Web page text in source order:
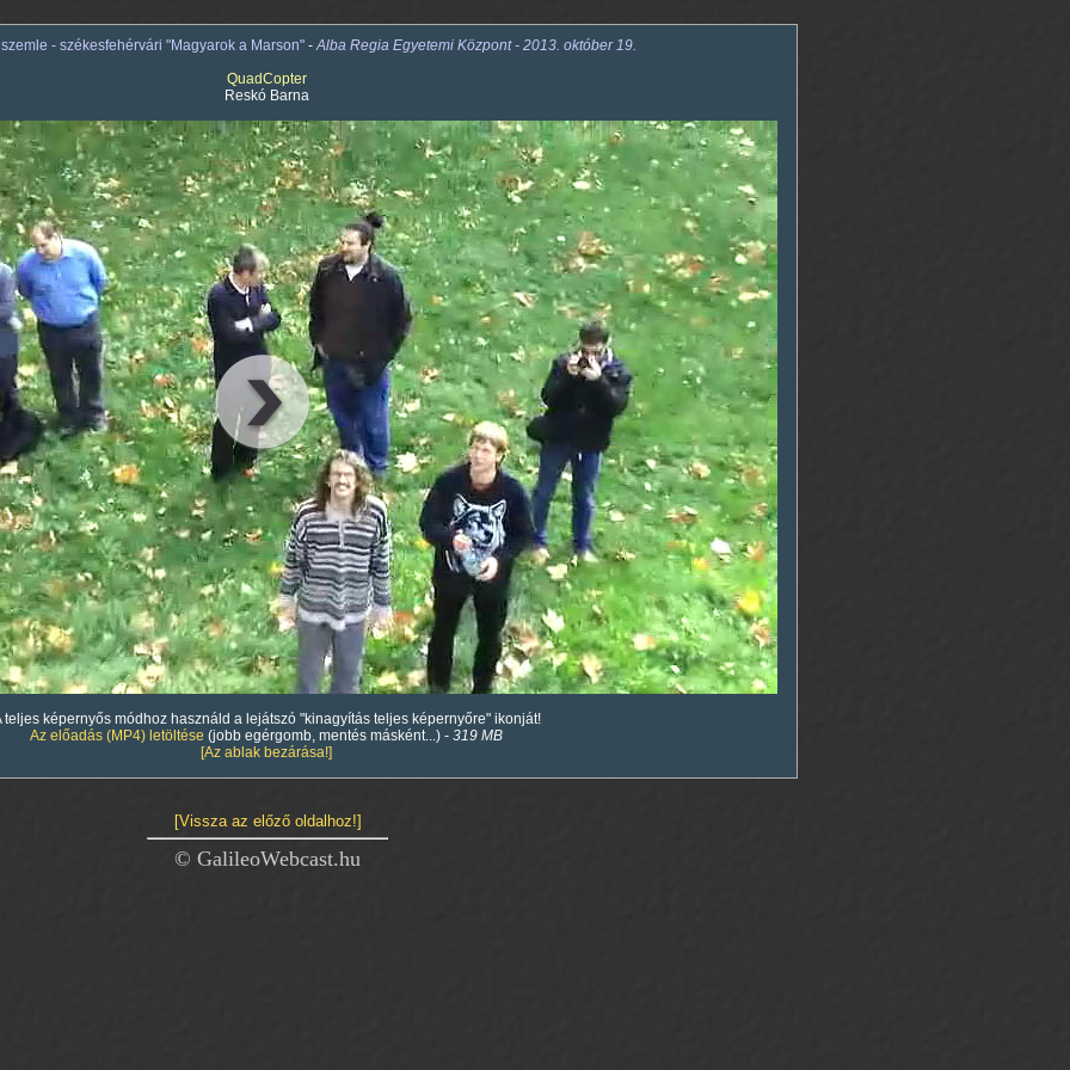
- székesfehérvári "Magyarok a Marson" -Alba Regia Egyetemi Központ - 2013. október 19.
QuadCopter
Reskó Barna
00 :00 00|00:00:00
teljes képernyős módhoz használd a lejátszó "kinagyítás teljes képernyőre" ikonját!
Az előadás (MP4) letöltése (jobb egérgomb, mentés másként...) - 319 MB
[Az ablak bezárása!]
[Vissza az előző oldalhoz!]
© GalileoWebcast.hu